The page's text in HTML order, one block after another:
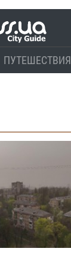
ПУТЕШЕСТВИЯ